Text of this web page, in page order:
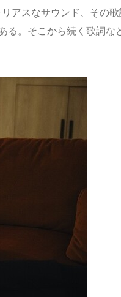
アスなサウンド、その歌
る。そこから続く歌詞な